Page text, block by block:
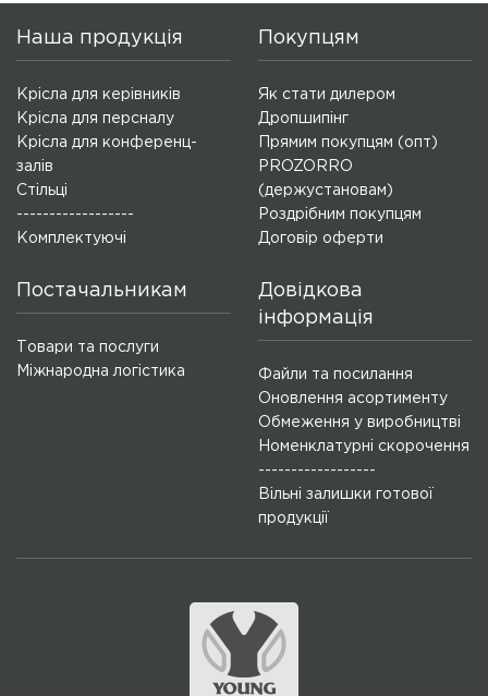
Наша продукція
Крісла для керівників
Крісла для персналу
Крісла для конференц-
залів
Стільці
------------------
Комплектуючі
Покупцям
Як стати дилером
Дропшипінг
Прямим покупцям (опт)
PROZORRO
(держустановам)
Роздрібним покупцям
Договір оферти
Постачальникам
Товари та послуги
Міжнародна логістика
Довідкова
інформація
Файли та посилання
Оновлення асортименту
Обмеження у виробництві
Номенклатурні скорочення
------------------
Вільні залишки готової
продукції